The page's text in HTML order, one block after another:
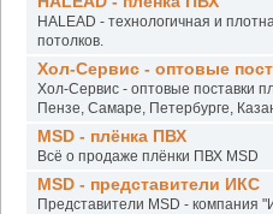
HALEAD - технологичная и
потолков.
Хол-Сервис - оптовые
Хол-Сервис - оптовые поставки
Пензе, Самаре, Петербурге,
MSD - плёнка ПВХ
Всё о продаже плёнки ПВХ MSD
MSD - представители ИКС
Представители MSD - компания